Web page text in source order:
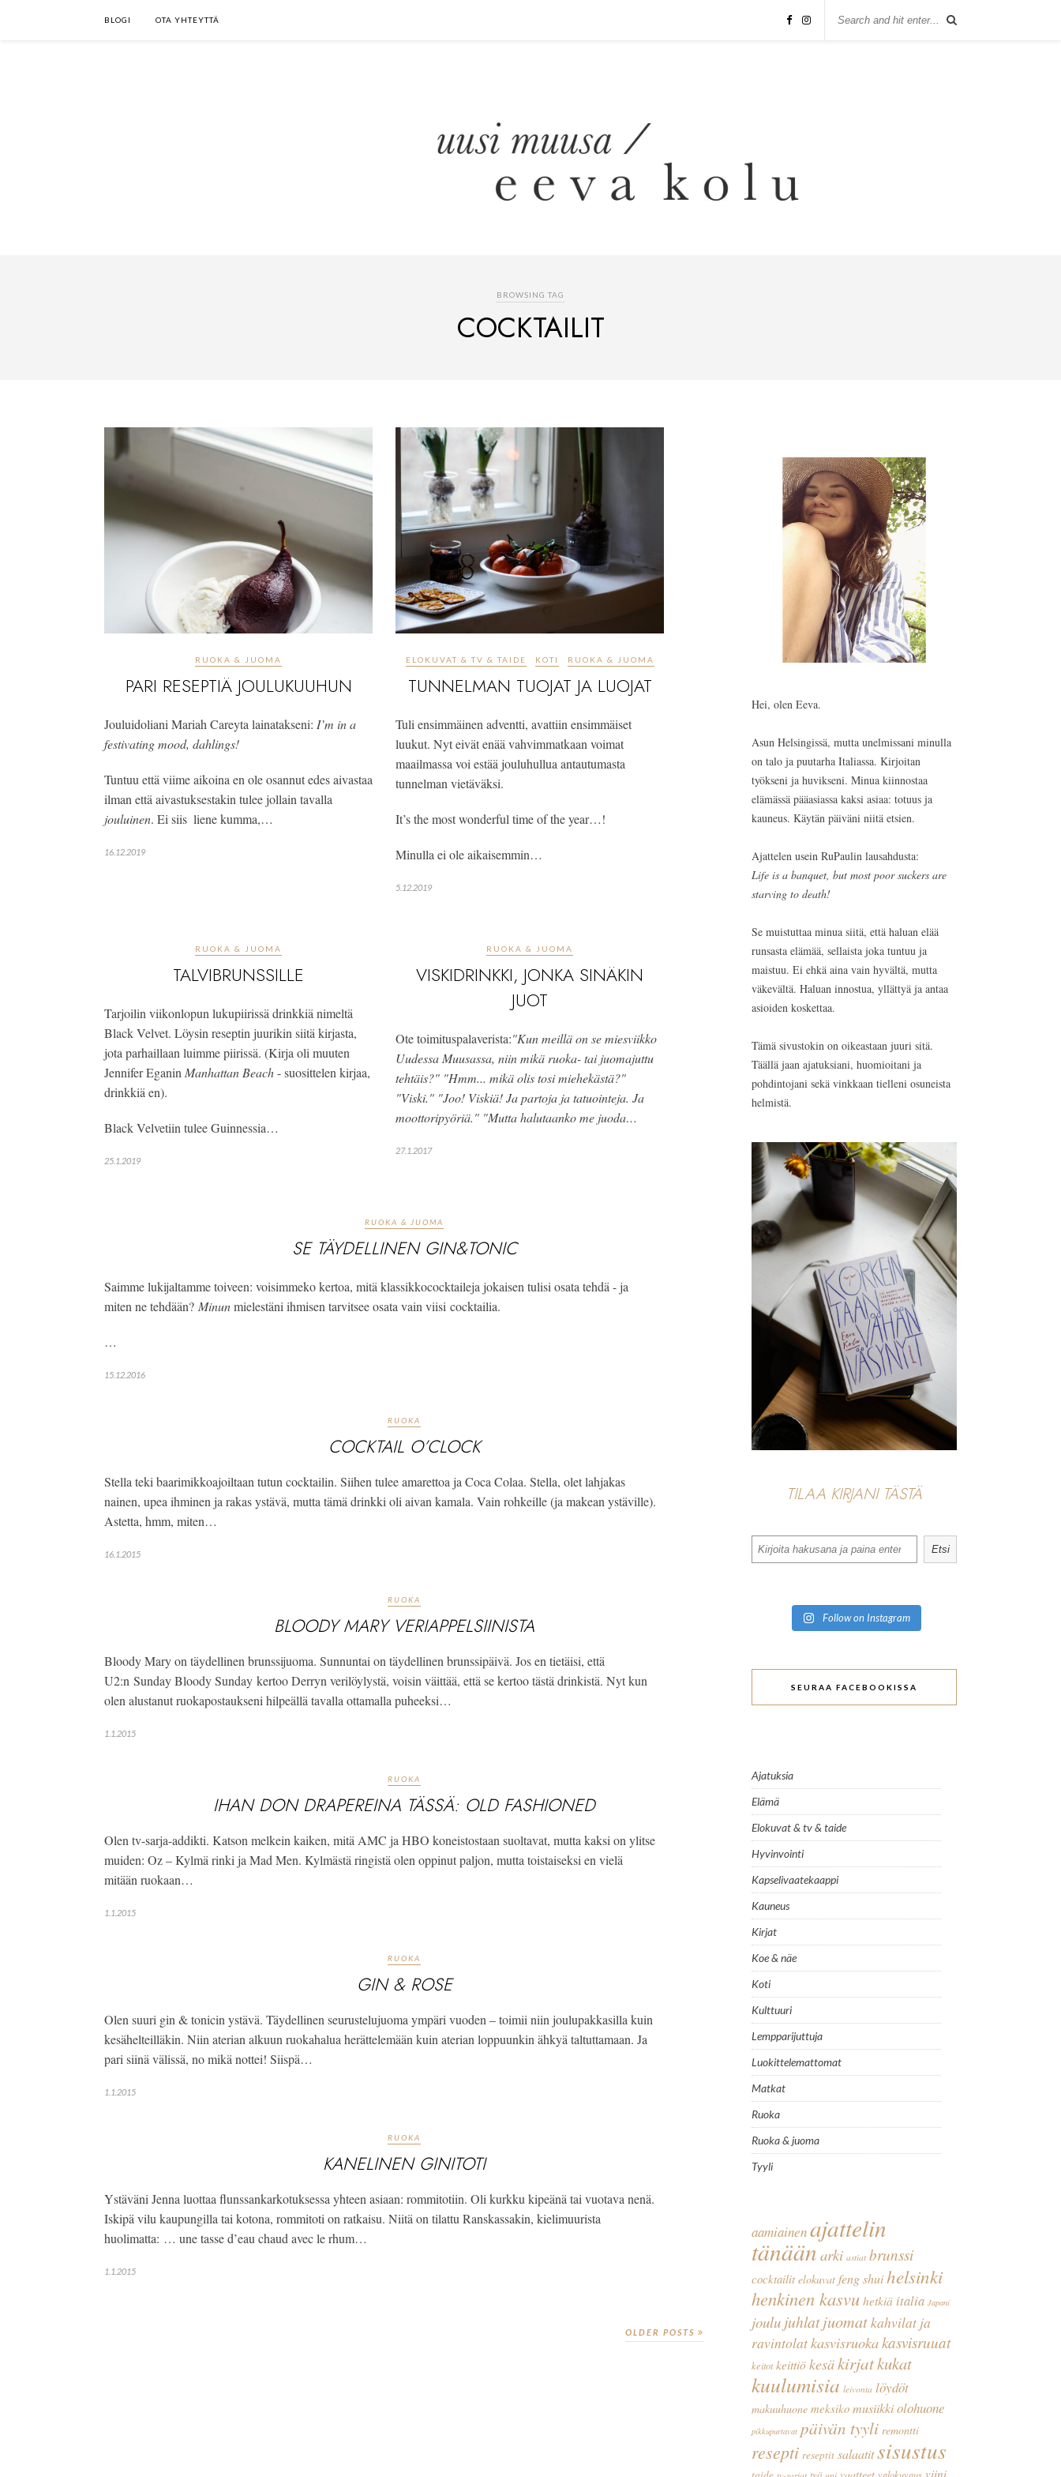
BLOGI OTA YHTEYTTÄ
BROWSING TAG
COCKTAILIT
RUOKA & JUOMA
PARI RESEPTIÄ JOULUKUUHUN
Jouluidoliani Mariah Careyta lainatakseni: I’m in a
festivating mood, dahlings!
Tuntuu että viime aikoina en ole osannut edes aivastaa
ilman että aivastuksestakin tulee jollain tavalla
jouluinen. Ei siis  liene kumma,…
16.12.2019
ELOKUVAT & TV & TAIDE KOTI RUOKA & JUOMA
TUNNELMAN TUOJAT JA LUOJAT
Tuli ensimmäinen adventti, avattiin ensimmäiset
luukut. Nyt eivät enää vahvimmatkaan voimat
maailmassa voi estää jouluhullua antautumasta
tunnelman vietäväksi.
It’s the most wonderful time of the year…!
Minulla ei ole aikaisemmin…
5.12.2019
RUOKA & JUOMA
TALVIBRUNSSILLE
Tarjoilin viikonlopun lukupiirissä drinkkiä nimeltä
Black Velvet. Löysin reseptin juurikin siitä kirjasta,
jota parhaillaan luimme piirissä. (Kirja oli muuten
Jennifer Eganin Manhattan Beach - suosittelen kirjaa,
drinkkiä en).
Black Velvetiin tulee Guinnessia…
25.1.2019
RUOKA & JUOMA
VISKIDRINKKI, JONKA SINÄKIN
JUOT
Ote toimituspalaverista:"Kun meillä on se miesviikko
Uudessa Muusassa, niin mikä ruoka- tai juomajuttu
tehtäis?" "Hmm... mikä olis tosi miehekästä?"
"Viski." "Joo! Viskiä! Ja partoja ja tatuointeja. Ja
moottoripyöriä." "Mutta halutaanko me juoda…
27.1.2017
RUOKA & JUOMA
SE TÄYDELLINEN GIN&TONIC
Saimme lukijaltamme toiveen: voisimmeko kertoa, mitä klassikkococktaileja jokaisen tulisi osata tehdä - ja
miten ne tehdään? Minun mielestäni ihmisen tarvitsee osata vain viisi cocktailia.
…
15.12.2016
RUOKA
COCKTAIL O’CLOCK
Stella teki baarimikkoajoiltaan tutun cocktailin. Siihen tulee amarettoa ja Coca Colaa. Stella, olet lahjakas
nainen, upea ihminen ja rakas ystävä, mutta tämä drinkki oli aivan kamala. Vain rohkeille (ja makean ystäville).
Astetta, hmm, miten…
16.1.2015
RUOKA
BLOODY MARY VERIAPPELSIINISTA
Bloody Mary on täydellinen brunssijuoma. Sunnuntai on täydellinen brunssipäivä. Jos en tietäisi, että
U2:n Sunday Bloody Sunday kertoo Derryn verilöylystä, voisin väittää, että se kertoo tästä drinkistä. Nyt kun
olen alustanut ruokapostaukseni hilpeällä tavalla ottamalla puheeksi…
1.1.2015
RUOKA
IHAN DON DRAPEREINA TÄSSÄ: OLD FASHIONED
Olen tv-sarja-addikti. Katson melkein kaiken, mitä AMC ja HBO koneistostaan suoltavat, mutta kaksi on ylitse
muiden: Oz – Kylmä rinki ja Mad Men. Kylmästä ringistä olen oppinut paljon, mutta toistaiseksi en vielä
mitään ruokaan…
1.1.2015
RUOKA
GIN & ROSE
Olen suuri gin & tonicin ystävä. Täydellinen seurustelujuoma ympäri vuoden – toimii niin joulupakkasilla kuin
kesähelteilläkin. Niin aterian alkuun ruokahalua herättelemään kuin aterian loppuunkin ähkyä taltuttamaan. Ja
pari siinä välissä, no mikä nottei! Siispä…
1.1.2015
RUOKA
KANELINEN GINITOTI
Ystäväni Jenna luottaa flunssankarkotuksessa yhteen asiaan: rommitotiin. Oli kurkku kipeänä tai vuotava nenä.
Iskipä vilu kaupungilla tai kotona, rommitoti on ratkaisu. Niitä on tilattu Ranskassakin, kielimuurista
huolimatta: … une tasse d’eau chaud avec le rhum…
1.1.2015
OLDER POSTS
Hei, olen Eeva.
Asun Helsingissä, mutta unelmissani minulla
on talo ja puutarha Italiassa. Kirjoitan
työkseni ja huvikseni. Minua kiinnostaa
elämässä pääasiassa kaksi asiaa: totuus ja
kauneus. Käytän päiväni niitä etsien.
Ajattelen usein RuPaulin lausahdusta:
Life is a banquet, but most poor suckers are
starving to death!
Se muistuttaa minua siitä, että haluan elää
runsasta elämää, sellaista joka tuntuu ja
maistuu. Ei ehkä aina vain hyvältä, mutta
väkevältä. Haluan innostua, yllättyä ja antaa
asioiden koskettaa.
Tämä sivustokin on oikeastaan juuri sitä.
Täällä jaan ajatuksiani, huomioitani ja
pohdintojani sekä vinkkaan tielleni osuneista
helmistä.
TILAA KIRJANI TÄSTÄ
Etsi
Follow on Instagram
SEURAA FACEBOOKISSA
Ajatuksia
Elämä
Elokuvat & tv & taide
Hyvinvointi
Kapselivaatekaappi
Kauneus
Kirjat
Koe & näe
Koti
Kulttuuri
Lempparijuttuja
Luokittelemattomat
Matkat
Ruoka
Ruoka & juoma
Tyyli
aamiainenajattelin
tänään arki astiat brunssi
cocktailit elokuvat feng shuihelsinki
henkinen kasvu hetkiä italia Japani
joulu juhlatjuomatkahvilat ja
ravintolatkasvisruokakasvisruuat
keitot keittiö kesäkirjatkukat
kuulumisia leivonta löydöt
makuuhuone meksiko musiikkiolohuone
pikkupurtavat päivän tyyli remontti
resepti reseptit salaatitsisustus
työ vaatteet valokuvaus viini